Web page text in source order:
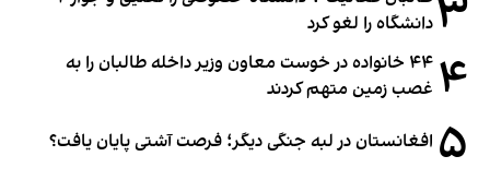
۳دانشگاه را لغو کرد
۴
۴۴ خانواده در خوست معاون وزیر داخله طالبان را به
غصب زمین متهم کردند
۵ افغانستان در لبه جنگی دیگر؛ فرصت آشتی پایان یافت؟